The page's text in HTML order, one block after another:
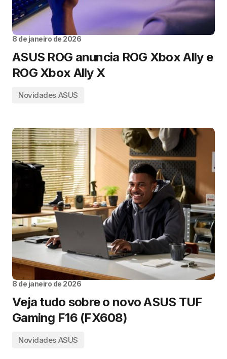
8 de janeiro de 2026
ASUS ROG anuncia ROG Xbox Ally e
ROG Xbox Ally X
Novidades ASUS
8 de janeiro de 2026
Veja tudo sobre o novo ASUS TUF
Gaming F16 (FX608)
Novidades ASUS